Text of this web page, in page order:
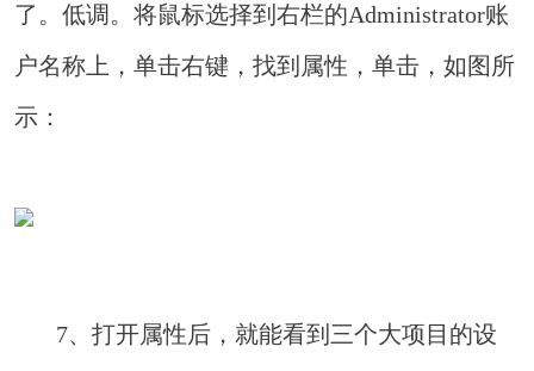
了。低调。将鼠标选择到右栏的Administrator账
户名称上，单击右键，找到属性，单击，如图所
示：
7、打开属性后，就能看到三个大项目的设